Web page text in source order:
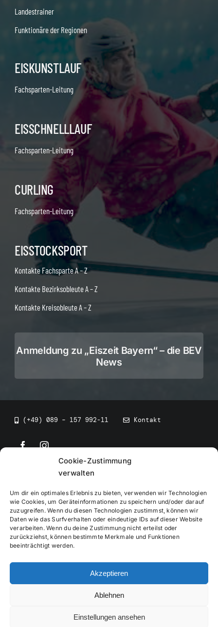
Cookie-Zustimmung
verwalten
Um dir ein optimales Erlebnis zu bieten, verwenden wir Technologien
wie Cookies, um Geräteinformationen zu speichern und/oder darauf
zuzugreifen. Wenn du diesen Technologien zustimmst, können wir
Daten wie das Surfverhalten oder eindeutige IDs auf dieser Website
verarbeiten. Wenn du deine Zustimmung nicht erteilst oder
zurückziehst, können bestimmte Merkmale und Funktionen
beeinträchtigt werden.
Akzeptieren
Ablehnen
Einstellungen ansehen
Landestrainer
Funktionäre der Regionen
EISKUNSTLAUF
Fachsparten-Leitung
EISSCHNELLLAUF
Fachsparten-Leitung
CURLING
Fachsparten-Leitung
EISSTOCKSPORT
Kontakte Fachsparte A – Z
Kontakte Bezirksobleute A – Z
Kontakte Kreisobleute A – Z
Anmeldung zu „Eiszeit Bayern“ – die BEV
News
(+49) 089 – 157 992-11 Kontakt
• BEV Bayerischer Eissportverband
Impressum
Datenschutzerklärung